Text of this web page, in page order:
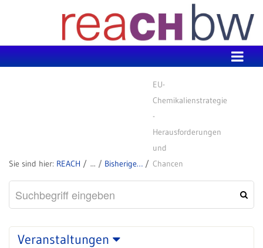
REACH Bisherige Veranstaltungen
EU-
Chemikalienstrategie
-
Herausforderungen
und
Chancen
Veranstaltungen